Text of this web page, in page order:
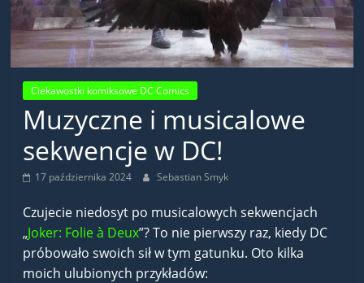
Ciekawostki komiksowe DC Comics
Muzyczne i musicalowe
sekwencje w DC!
17 października 2024 Sebastian Smyk
Czujecie niedosyt po musicalowych sekwencjach
„Joker: Folie à Deux”? To nie pierwszy raz, kiedy DC
próbowało swoich sił w tym gatunku. Oto kilka
moich ulubionych przykładów: